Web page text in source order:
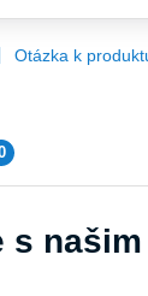
Otázka k
našim